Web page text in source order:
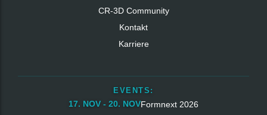
CR‑3D Community
Kontakt
Karriere
EVENTS:
17. NOV - 20. NOVFormnext 2026